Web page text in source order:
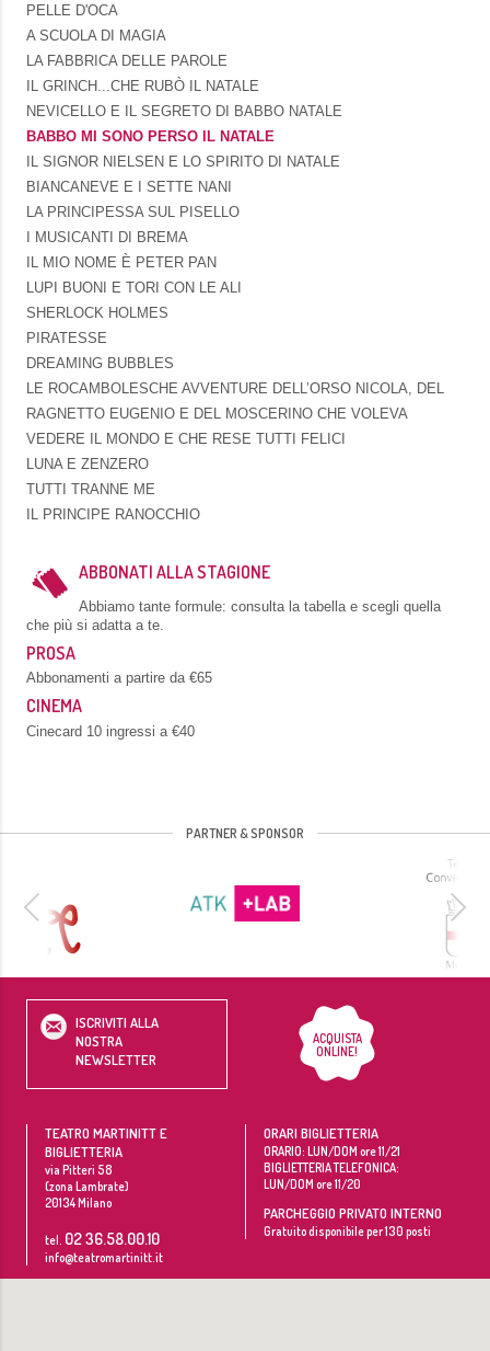
PELLE D'OCA
A SCUOLA DI MAGIA
LA FABBRICA DELLE PAROLE
IL GRINCH...CHE RUBÒ IL NATALE
NEVICELLO E IL SEGRETO DI BABBO NATALE
BABBO MI SONO PERSO IL NATALE
IL SIGNOR NIELSEN E LO SPIRITO DI NATALE
BIANCANEVE E I SETTE NANI
LA PRINCIPESSA SUL PISELLO
I MUSICANTI DI BREMA
IL MIO NOME È PETER PAN
LUPI BUONI E TORI CON LE ALI
SHERLOCK HOLMES
PIRATESSE
DREAMING BUBBLES
LE ROCAMBOLESCHE AVVENTURE DELL’ORSO NICOLA, DEL
RAGNETTO EUGENIO E DEL MOSCERINO CHE VOLEVA
VEDERE IL MONDO E CHE RESE TUTTI FELICI
LUNA E ZENZERO
TUTTI TRANNE ME
IL PRINCIPE RANOCCHIO
ABBONATI ALLA STAGIONE
Abbiamo tante formule: consulta la tabella e scegli quella
che più si adatta a te.
PROSA
Abbonamenti a partire da €65
CINEMA
Cinecard 10 ingressi a €40
PARTNER & SPONSOR
ISCRIVITI ALLA
NOSTRA
NEWSLETTER
ACQUISTA
ONLINE!
TEATRO MARTINITT E
BIGLIETTERIA
via Pitteri 58
(zona Lambrate)
20134Milano
tel. 02 36.58.00.10
info@teatromartinitt.it
ORARI BIGLIETTERIA
ORARIO: LUN/DOM ore 11/21
BIGLIETTERIA TELEFONICA:
LUN/DOM ore 11/20
PARCHEGGIO PRIVATO INTERNO
Gratuito disponibile per 130 posti